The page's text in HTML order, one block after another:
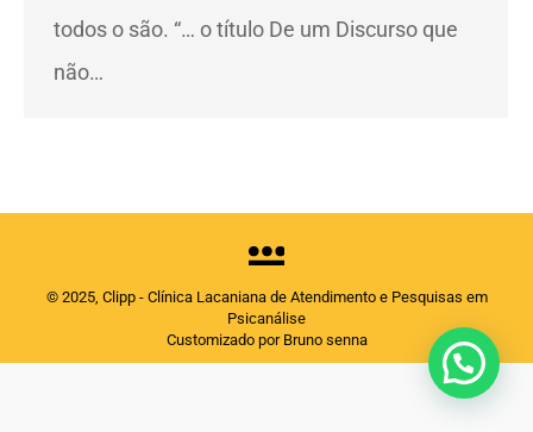
todos o são. “… o título De um Discurso que
não…
© 2025, Clipp - Clínica Lacaniana de Atendimento e Pesquisas em
Psicanálise
Customizado por Bruno senna